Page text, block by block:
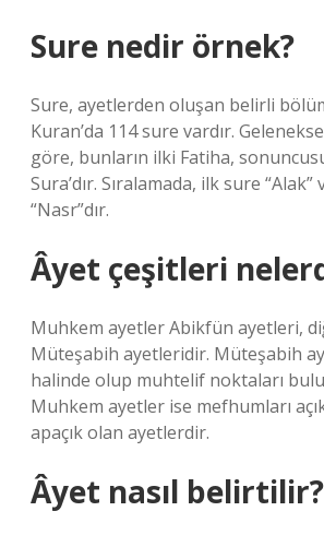
Sure nedir örnek?
Sure, ayetlerden oluşan belirli
Kuran’da 114 sure vardır.
göre, bunların ilki Fatiha,
Sura’dır. Sıralamada, ilk sure
“Nasr”dır.
Âyet çeşitleri
Muhkem ayetler Abikfün ayetleri,
Müteşabih ayetleridir. Müteşabih
halinde olup muhtelif noktaları
Muhkem ayetler ise mefhumları
apaçık olan ayetlerdir.
Âyet nasıl belirtilir?